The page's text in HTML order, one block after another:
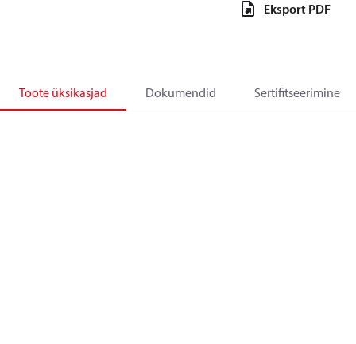
Eksport PDF
Toote üksikasjad Dokumendid Sertifitseerimine